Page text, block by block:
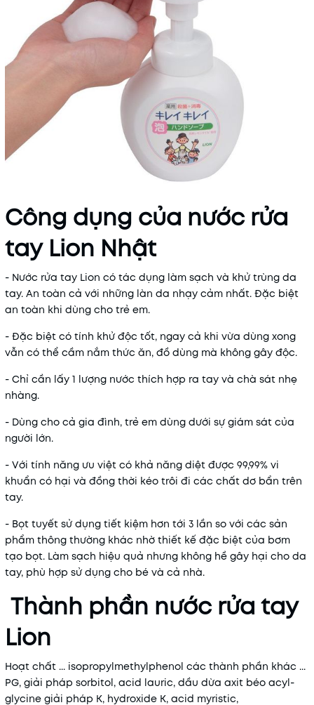
Công dụng của nước rửa
tay Lion Nhật
- Nước rửa tay Lion có tác dụng làm sạch và khử trùng da
tay. An toàn cả với những làn da nhạy cảm nhất. Đặc biệt
an toàn khi dùng cho trẻ em.
- Đặc biệt có tính khử độc tốt, ngay cả khi vừa dùng xong
vẫn có thể cầm nắm thức ăn, đồ dùng mà không gây độc.
- Chỉ cần lấy 1 lượng nước thích hợp ra tay và chà sát nhẹ
nhàng.
- Dùng cho cả gia đình, trẻ em dùng dưới sự giám sát của
người lớn.
- Với tính năng ưu việt có khả năng diệt được 99,99% vi
khuẩn có hại và đồng thời kéo trôi đi các chất dơ bẩn trên
tay.
- Bọt tuyết sử dụng tiết kiệm hơn tới 3 lần so với các sản
phẩm thông thường khác nhờ thiết kế đặc biệt của bơm
tạo bọt. Làm sạch hiệu quả nhưng không hề gây hại cho da
tay, phù hợp sử dụng cho bé và cả nhà.
Thành phần nước rửa tay
Lion
Hoạt chất ... isopropylmethylphenol các thành phần khác ...
PG, giải pháp sorbitol, acid lauric, dầu dừa axit béo acyl-
glycine giải pháp K, hydroxide K, acid myristic,